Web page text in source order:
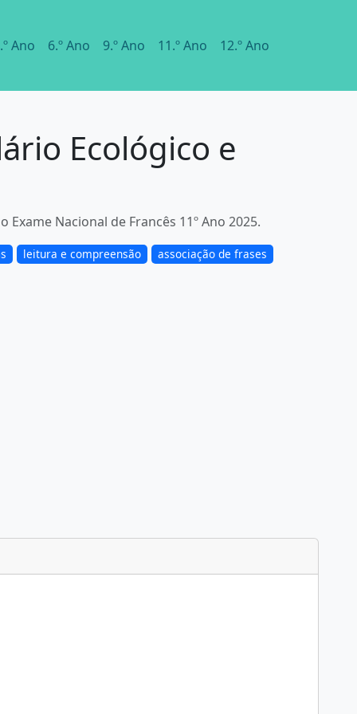
Ano 6.º Ano 9.º Ano 11.º Ano 12.º Ano
Ecológico e
Nacional de Francês 11º Ano 2025.
leitura e compreensão
associação de frases